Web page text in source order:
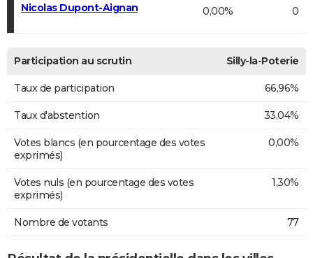
Nicolas Dupont-Aignan 0,00% 0
Participation au scrutin Silly-la-Poterie
Taux de participation 66,96%
Taux d'abstention 33,04%
Votes blancs (en pourcentage des votes
exprimés)
0,00%
Votes nuls (en pourcentage des votes
exprimés)
1,30%
Nombre de votants 77